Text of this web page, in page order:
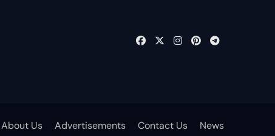
About Us Advertisements Contact Us News